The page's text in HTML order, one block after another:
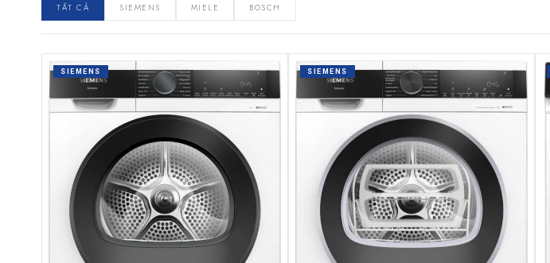
→ GỬI YÊU CẦU BÁO GIÁ
TẤT CẢ SIEMENS MIELE BOSCH
SIEMENS SIEMENS